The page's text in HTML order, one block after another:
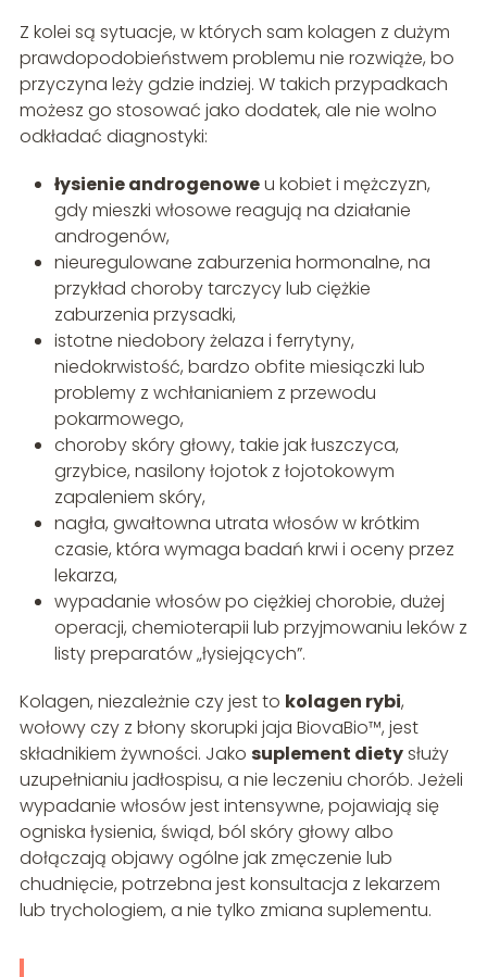
Z kolei są sytuacje, w których sam kolagen z dużym
prawdopodobieństwem problemu nie rozwiąże, bo
przyczyna leży gdzie indziej. W takich przypadkach
możesz go stosować jako dodatek, ale nie wolno
odkładać diagnostyki:
łysienie androgenoweu kobiet i mężczyzn,
gdy mieszki włosowe reagują na działanie
androgenów,
nieuregulowane zaburzenia hormonalne, na
przykład choroby tarczycy lub ciężkie
zaburzenia przysadki,
istotne niedobory żelaza i ferrytyny,
niedokrwistość, bardzo obfite miesiączki lub
problemy z wchłanianiem z przewodu
pokarmowego,
choroby skóry głowy, takie jak łuszczyca,
grzybice, nasilony łojotok z łojotokowym
zapaleniem skóry,
nagła, gwałtowna utrata włosów w krótkim
czasie, która wymaga badań krwi i oceny przez
lekarza,
wypadanie włosów po ciężkiej chorobie, dużej
operacji, chemioterapii lub przyjmowaniu leków z
listy preparatów „łysiejących”.
Kolagen, niezależnie czy jest to kolagen rybi,
wołowy czy z błony skorupki jaja BiovaBio™, jest
składnikiem żywności. Jako suplement dietysłuży
uzupełnianiu jadłospisu, a nie leczeniu chorób. Jeżeli
wypadanie włosów jest intensywne, pojawiają się
ogniska łysienia, świąd, ból skóry głowy albo
dołączają objawy ogólne jak zmęczenie lub
chudnięcie, potrzebna jest konsultacja z lekarzem
lub trychologiem, a nie tylko zmiana suplementu.